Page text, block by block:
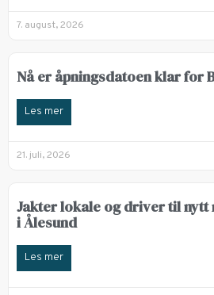
7. august, 2026
Nå er åpningsdatoen klar for
Les mer
21. juli, 2026
Jakter lokale og driver til
i Ålesund
Les mer